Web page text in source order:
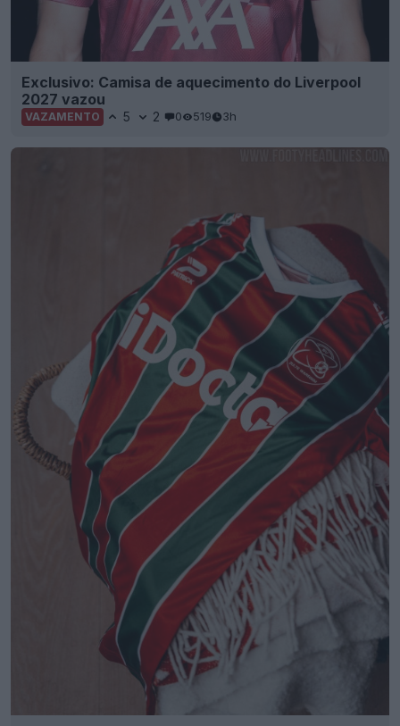
Exclusivo: Camisa de aquecimento do Liverpool
2027 vazou
VAZAMENTO 5 2 0 519 3h